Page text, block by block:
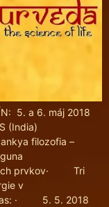
5. a 6. máj 2018
(India)
filozofia –
prvkov· Tri
v
· 5. 5. 2018